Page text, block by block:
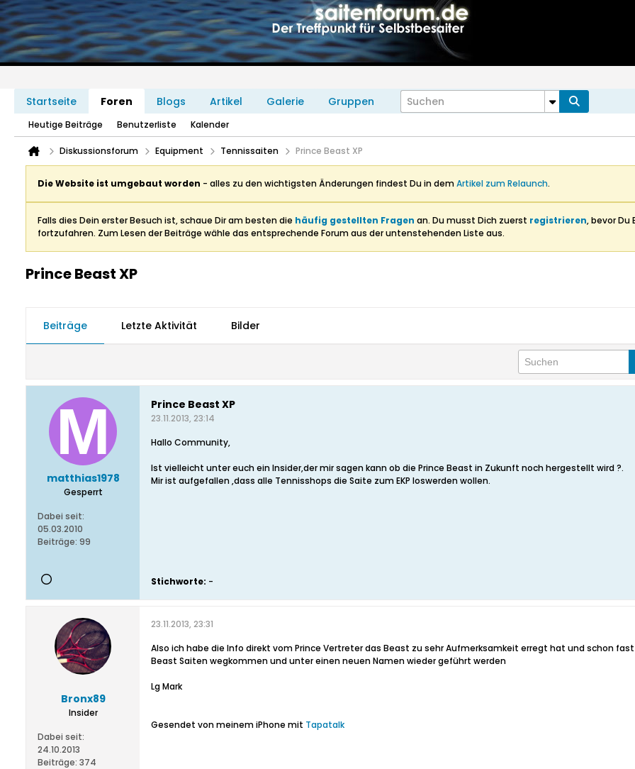
Startseite Foren Blogs Artikel Galerie Gruppen
Heutige Beiträge Benutzerliste Kalender
Diskussionsforum Equipment Tennissaiten Prince Beast XP
Die Website ist umgebaut worden - alles zu den wichtigsten Änderungen findest Du in demArtikel zum Relaunch.
Falls dies Dein erster Besuch ist, schaue Dir am besten die häufig gestellten Fragen an. Du musst Dich zuerst registrieren, bevor Du
fortzufahren. Zum Lesen der Beiträge wähle das entsprechende Forum aus der untenstehenden Liste aus.
Prince Beast XP
Beiträge Letzte Aktivität Bilder
matthias1978
Gesperrt
Dabei seit:
05.03.2010
Beiträge: 99
Prince Beast XP
23.11.2013, 23:14
Hallo Community,
Ist vielleicht unter euch ein Insider,der mir sagen kann ob die Prince Beast in Zukunft noch hergestellt wird ?.
Mir ist aufgefallen ,dass alle Tennisshops die Saite zum EKP loswerden wollen.
Stichworte: -
Bronx89
Insider
Dabei seit:
24.10.2013
Beiträge: 374
23.11.2013, 23:31
Also ich habe die Info direkt vom Prince Vertreter das Beast zu sehr Aufmerksamkeit erregt hat und schon
Beast Saiten wegkommen und unter einen neuen Namen wieder geführt werden
Lg Mark
Gesendet von meinem iPhone mit Tapatalk